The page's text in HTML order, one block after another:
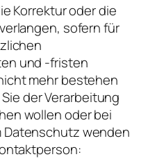
Korrektur oder die
sofern für
und -fristen
mehr bestehen
der Verarbeitung
wollen oder bei
Datenschutz wenden